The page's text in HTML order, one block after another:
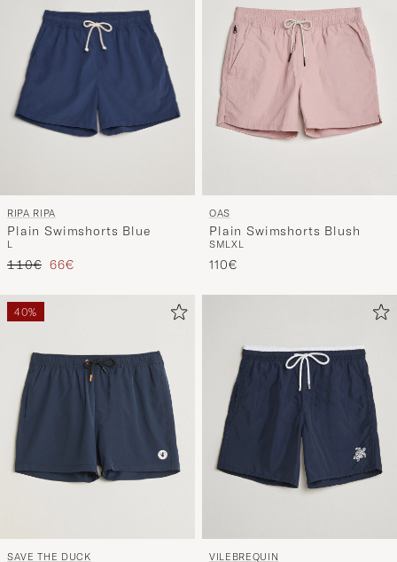
RIPA RIPA
Plain Swimshorts Blue
L
Regulärer Preis
110€ Reduzierter Preis
66€
OAS
Plain Swimshorts Blush
SMLXL
110€
40%
SAVE THE DUCK VILEBREQUIN